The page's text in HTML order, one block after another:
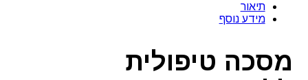
ללא
שטיפה
תיאור
מידע נוסף
מסכה טיפולית